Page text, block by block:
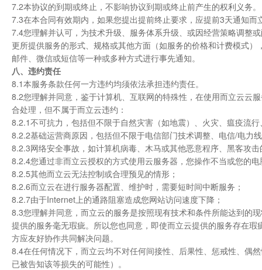
7.2本协议的到期或终止，不影响协议到期或终止前产生的权利义务。
7.3在本合同有效期内，如果您提出提前终止要求，应提前3天通知
7.4您理解并认可，为技术升级、服务体系升级、或因经营策略调整
更所提供服务的形式、规格或其他方面（如服务的价格和计费模式
邮件、微信或短信等一种或多种方式进行事先通知。
八、违约责任
8.1本服务条款任何一方违约均须依法承担违约责任。
8.2您理解并同意，鉴于计算机、互联网的特殊性，在使用而立云云
合处理，但不属于而立云违约：
8.2.1不可抗力，包括但不限于自然灾害（如地震）、火灾、瘟疫流
8.2.2基础运营商原因，包括但不限于电信部门技术调整、电信/电力
8.2.3网络安全事故，如计算机病毒、木马或其他恶意程序、黑客攻
8.2.4您通过非而立云授权的方式使用云服务器，您操作不当或您的
8.2.5其他而立云无法控制或合理预见的情形；
8.2.6而立云在进行服务器配置、维护时，需要短时间中断服务；
8.2.7由于Internet上的通路阻塞造成您网站访问速度下降；
8.3您理解并同意，而立云的服务是按照现有技术和条件所能达到的
提供的服务毫无瑕疵。所以您也同意，即使而立云提供的服务存在
方应友好协作共同解决问题。
8.4在任何情况下，而立云均不对任何间接性、后果性、惩戒性、偶
已被告知该等损失的可能性）。